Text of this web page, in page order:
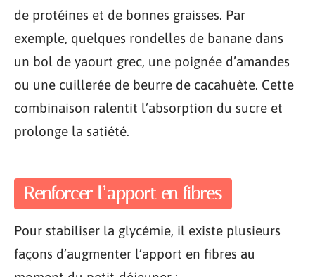
de protéines et de bonnes graisses. Par
exemple, quelques rondelles de banane dans
un bol de yaourt grec, une poignée d’amandes
ou une cuillerée de beurre de cacahuète. Cette
combinaison ralentit l’absorption du sucre et
prolonge la satiété.
Renforcer l’apport en fibres
Pour stabiliser la glycémie, il existe plusieurs
façons d’augmenter l’apport en fibres au